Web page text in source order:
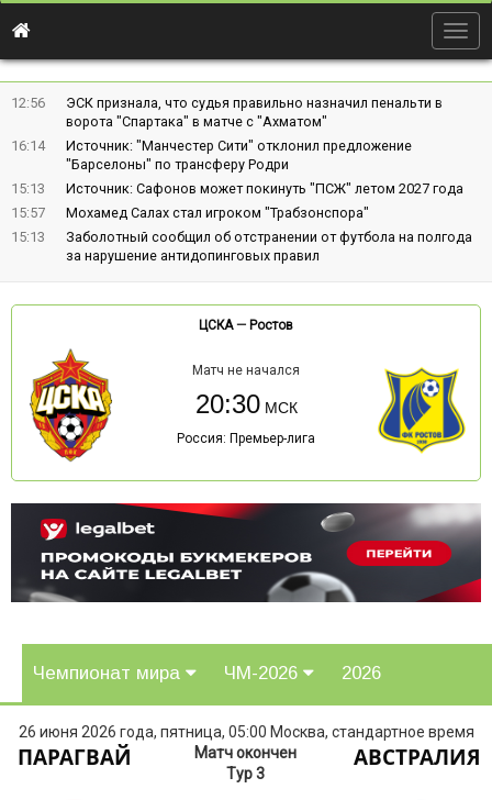
12:56
ЭСК признала, что судья правильно назначил пенальти в
ворота "Спартака" в матче с "Ахматом"
16:14
Источник: "Манчестер Сити" отклонил предложение
"Барселоны" по трансферу Родри
15:13
Источник: Сафонов может покинуть "ПСЖ" летом 2027 года
15:57
Мохамед Салах стал игроком "Трабзонспора"
15:13
Заболотный сообщил об отстранении от футбола на полгода
за нарушение антидопинговых правил
ЦСКА— Ростов
Матч не начался
20:30
Россия: Премьер-лига
Чемпионат мира ЧМ-2026 2026
26 июня 2026 года, пятница, 05:00 Москва, стандартное время
ПАРАГВАЙ
Матч окончен
Тур 3
АВСТРАЛИЯ